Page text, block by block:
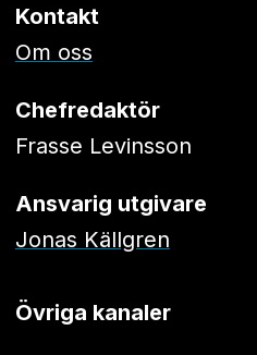
Kontakt
Om oss
Chefredaktör
Frasse Levinsson
Ansvarig utgivare
Jonas Källgren
Övriga kanaler